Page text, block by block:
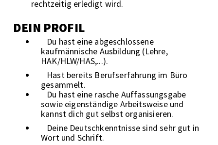
rechtzeitig erledigt wird.
DEIN PROFIL
Du hast eine abgeschlossene
kaufmännische Ausbildung (Lehre,
HAK/HLW/HAS,...).
Hast bereits Berufserfahrung im Büro
gesammelt.
Du hast eine rasche Auffassungsgabe
sowie eigenständige Arbeitsweise und
kannst dich gut selbst organisieren.
Deine Deutschkenntnisse sind sehr gut in
Wort und Schrift.